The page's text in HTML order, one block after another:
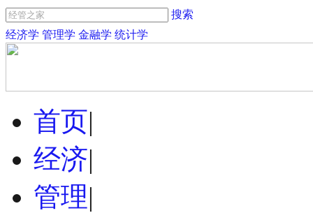
搜索
经济学 管理学 金融学 统计学
首页|
经济|
管理|